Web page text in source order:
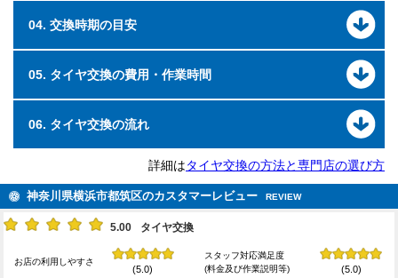
04. 交換時期の目安
05. タイヤ交換の費用・作業時間
06. タイヤ交換の流れ
詳細はタイヤ交換の方法と専門店の選び方
神奈川県横浜市都筑区のカスタマーレビュー REVIEW
5.00 タイヤ交換
お店の利用しやすさ
(5.0)
スタッフ対応満足度
(料金及び作業説明等)
(5.0)